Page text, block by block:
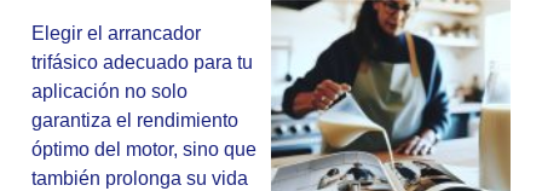
Elegir el arrancador
trifásico adecuado para tu
aplicación no solo
garantiza el rendimiento
óptimo del motor, sino que
también prolonga su vida